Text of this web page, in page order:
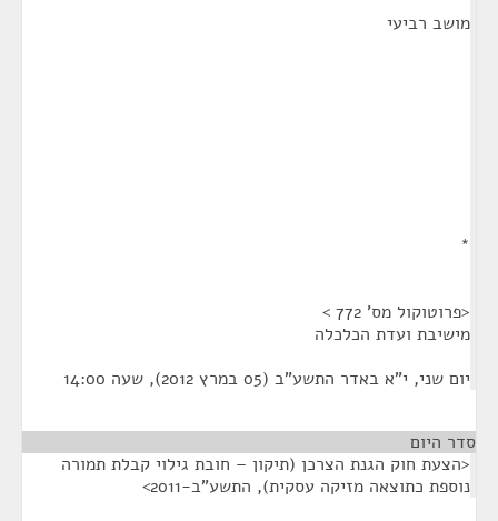
מושב רביעי
*
<פרוטוקול מס' 772 >
מישיבת ועדת הכלכלה
יום שני, י"א באדר התשע"ב (05 במרץ 2012), שעה 14:00
סדר היום
<הצעת חוק הגנת הצרכן (תיקון – חובת גילוי קבלת תמורה
נוספת כתוצאה מזיקה עסקית), התשע"ב-2011>